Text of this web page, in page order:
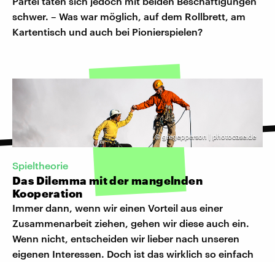
schwer. – Was war möglich, auf dem Rollbrett, am
Kartentisch und auch bei Pionierspielen?
©gregepperson | photocase.de
Spieltheorie
Das Dilemma mit der mangelnden
Kooperation
Immer dann, wenn wir einen Vorteil aus einer
Zusammenarbeit ziehen, gehen wir diese auch ein.
Wenn nicht, entscheiden wir lieber nach unseren
eigenen Interessen. Doch ist das wirklich so einfach